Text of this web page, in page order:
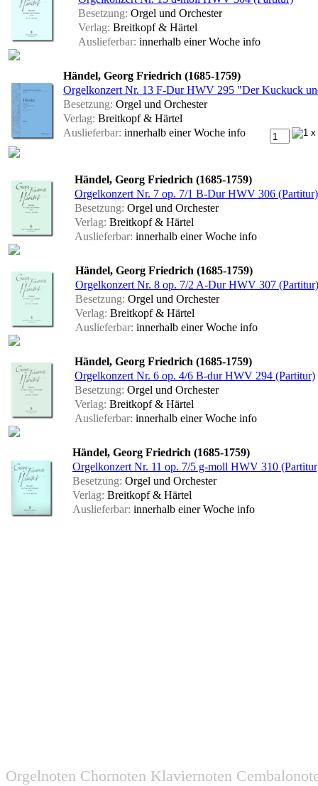
Besetzung: Orgel und Orchester
Verlag: Breitkopf & Härtel
Auslieferbar: innerhalb einer Woche info
Händel, Georg Friedrich (1685-1759)
Orgelkonzert Nr. 13 F-Dur HWV 295 "Der Kuckuck
Besetzung: Orgel und Orchester
Verlag: Breitkopf & Härtel
Auslieferbar: innerhalb einer Woche info
Händel, Georg Friedrich (1685-1759)
Orgelkonzert Nr. 7 op. 7/1 B-Dur HWV 306 (Partitur)
Besetzung: Orgel und Orchester
Verlag: Breitkopf & Härtel
Auslieferbar: innerhalb einer Woche info
Händel, Georg Friedrich (1685-1759)
Orgelkonzert Nr. 8 op. 7/2 A-Dur HWV 307 (Partitur)
Besetzung: Orgel und Orchester
Verlag: Breitkopf & Härtel
Auslieferbar: innerhalb einer Woche info
Händel, Georg Friedrich (1685-1759)
Orgelkonzert Nr. 6 op. 4/6 B-dur HWV 294 (Partitur)
Besetzung: Orgel und Orchester
Verlag: Breitkopf & Härtel
Auslieferbar: innerhalb einer Woche info
Händel, Georg Friedrich (1685-1759)
Orgelkonzert Nr. 11 op. 7/5 g-moll HWV 310
Besetzung: Orgel und Orchester
Verlag: Breitkopf & Härtel
Auslieferbar: innerhalb einer Woche info
Orgelnoten Chornoten Klaviernoten